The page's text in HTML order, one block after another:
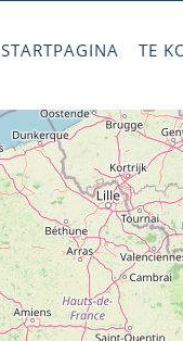
STARTPAGINA TE